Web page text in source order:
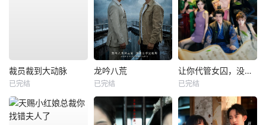
裁员裁到大动脉
已完结
龙吟八荒
已完结
让你代管女囚，没让你称帝啊
已完结